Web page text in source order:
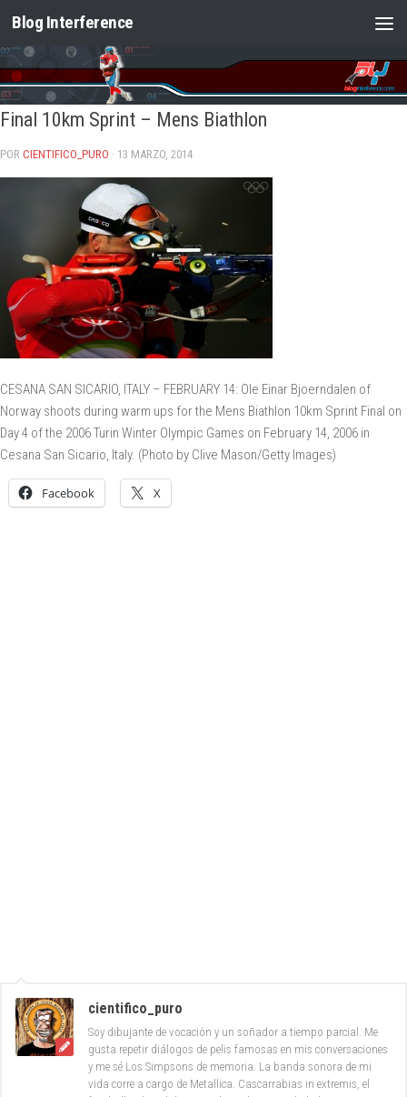
Saltar al contenido
Blog Interference
Final 10km Sprint – Mens Biathlon
POR CIENTIFICO_PURO · 13 MARZO, 2014
CESANA SAN SICARIO, ITALY – FEBRUARY 14: Ole Einar Bjoerndalen of
Norway shoots during warm ups for the Mens Biathlon 10km Sprint Final on
Day 4 of the 2006 Turin Winter Olympic Games on February 14, 2006 in
Cesana San Sicario, Italy. (Photo by Clive Mason/Getty Images)
Facebook X
cientifico_puro
Soy dibujante de vocación y un soñador a tiempo parcial. Me
gusta repetir diálogos de pelis famosas en mis conversaciones
y me sé Los Simpsons de memoria. La banda sonora de mi
vida corre a cargo de Metallica. Cascarrabias in extremis, el